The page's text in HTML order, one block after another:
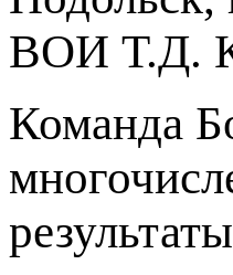
ВОИ Т.Д.
Команда